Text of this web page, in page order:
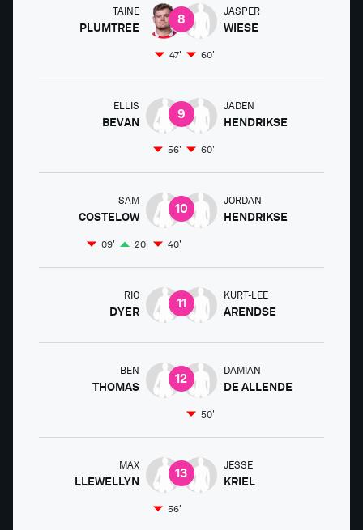
TAINE
PLUMTREE
47'
8 JASPER
WIESE
60'
ELLIS
BEVAN
56'
9 JADEN
HENDRIKSE
60'
SAM
COSTELOW
09' 20' 40'
10 JORDAN
HENDRIKSE
RIO
DYER
11 KURT-LEE
ARENDSE
BEN
THOMAS
12 DAMIAN
DE ALLENDE
50'
MAX
LLEWELLYN
56'
13 JESSE
KRIEL